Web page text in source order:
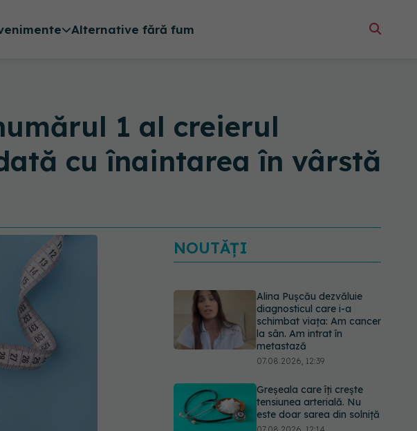
Alternative fără fum
1 al creierul
cu înaintarea în vârstă
NOUTĂȚI
Alina Pușcău dezvăluie
diagnosticul care i-a
schimbat viața: Am cancer
la sân. Am intrat în
metastază
07.08.2026, 12:39
Greșeala care îți crește
tensiunea arterială. Nu
este doar sarea din solniță